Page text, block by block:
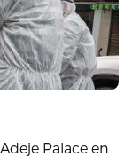
Palace en